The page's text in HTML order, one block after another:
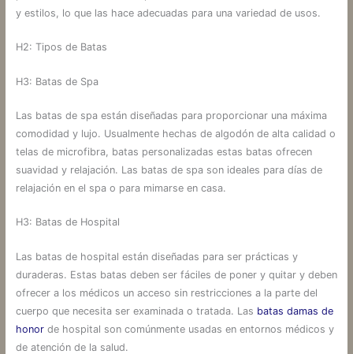
y estilos, lo que las hace adecuadas para una variedad de usos.
H2: Tipos de Batas
H3: Batas de Spa
Las batas de spa están diseñadas para proporcionar una máxima
comodidad y lujo. Usualmente hechas de algodón de alta calidad o
telas de microfibra, batas personalizadas estas batas ofrecen
suavidad y relajación. Las batas de spa son ideales para días de
relajación en el spa o para mimarse en casa.
H3: Batas de Hospital
Las batas de hospital están diseñadas para ser prácticas y
duraderas. Estas batas deben ser fáciles de poner y quitar y deben
ofrecer a los médicos un acceso sin restricciones a la parte del
cuerpo que necesita ser examinada o tratada. Las batas damas de
honorde hospital son comúnmente usadas en entornos médicos y
de atención de la salud.